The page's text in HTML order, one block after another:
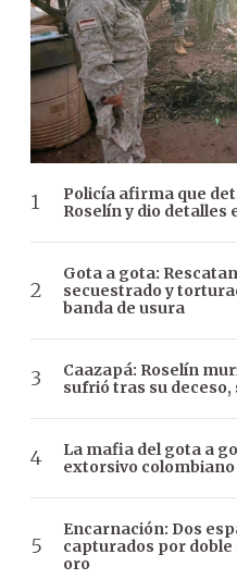
Policía afirma que
Roselín y dio detalles
Gota a gota:
secuestrado y
banda de usura
Caazapá: Roselín
sufrió tras su
La mafia del gota a
extorsivo colombiano
Encarnación: Dos
capturados por
oro